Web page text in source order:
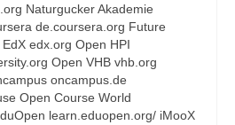
Naturgucker Akademie
de.coursera.org Future
edx.org Open HPI
Open VHB vhb.org
oncampus.de
Open Course World
learn.eduopen.org/ iMooX